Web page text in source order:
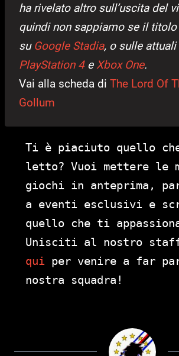
ha rivelato altro sull’uscita del
quindi non sappiamo se il titolo
su Google Stadia, o sulle
PlayStation 4eXbox One.
Vai alla scheda di The Lord Of
Gollum
Ti è piaciuto quello
letto? Vuoi mettere le
giochi in anteprima,
a eventi esclusivi e
quello che ti
Unisciti al nostro
qui per venire a far
nostra squadra!